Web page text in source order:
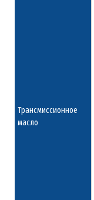
Трансмиссионное
масло